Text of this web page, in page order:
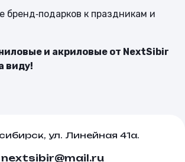
бренд‑подарков к праздникам и
и акриловые от NextSibir
виду!
ул. Линейная 41а.
nextsibir@mail.ru